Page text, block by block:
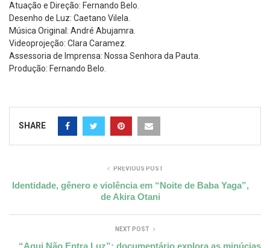
Atuação e Direção: Fernando Belo.
Desenho de Luz: Caetano Vilela.
Música Original: André Abujamra.
Videoprojeção: Clara Caramez.
Assessoria de Imprensa: Nossa Senhora da Pauta.
Produção: Fernando Belo.
SHARE
PREVIOUS POST
Identidade, gênero e violência em “Noite de Baba Yaga”,
de Akira Otani
NEXT POST